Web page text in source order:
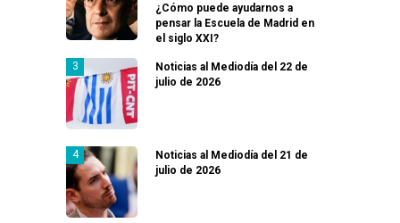
¿Cómo puede ayudarnos a
pensar la Escuela de Madrid en
el siglo XXI?
Noticias al Mediodía del 22 de
julio de 2026
Noticias al Mediodía del 21 de
julio de 2026